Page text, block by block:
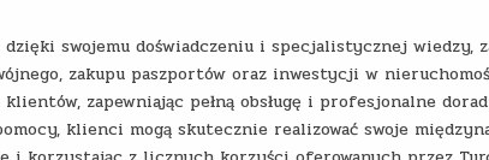
swojemu doświadczeniu i specjalistycznej wiedzy,
zakupu paszportów oraz inwestycji w
zapewniając pełną obsługę i profesjonalne
klienci mogą skutecznie realizować swoje